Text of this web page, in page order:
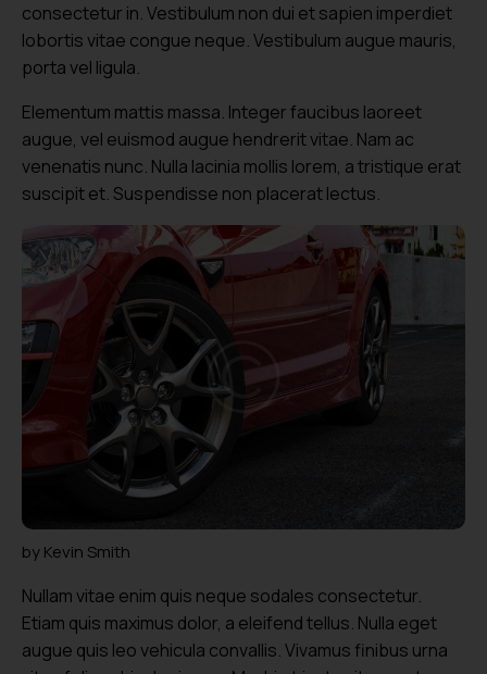
consectetur in. Vestibulum non dui et sapien imperdiet
lobortis vitae congue neque. Vestibulum augue mauris,
porta vel ligula.
Elementum mattis massa. Integer faucibus laoreet
augue, vel euismod augue hendrerit vitae. Nam ac
venenatis nunc. Nulla lacinia mollis lorem, a tristique erat
suscipit et. Suspendisse non placerat lectus.
byKevin Smith
Nullam vitae enim quis neque sodales consectetur.
Etiam quis maximus dolor, a eleifend tellus. Nulla eget
augue quis leo vehicula convallis. Vivamus finibus urna